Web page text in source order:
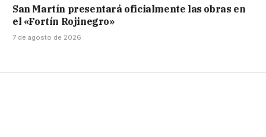
San Martín presentará oficialmente las obras en
el «Fortín Rojinegro»
7 de agosto de 2026